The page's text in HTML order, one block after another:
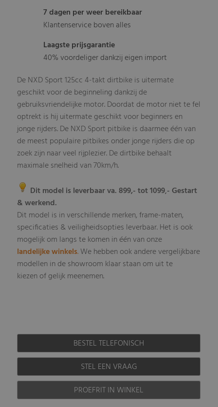
7 dagen per weer bereikbaar
Klantenservice boven alles
Laagste prijsgarantie
40% voordeliger dankzij eigen import
De NXD Sport 125cc 4-takt dirtbike is uitermate
geschikt voor de beginneling dankzij de
gebruiksvriendelijke motor. Doordat de motor niet te fel
optrekt is hij uitermate geschikt voor beginners en
jonge rijders. De NXD Sport pitbike is daarmee één van
de meest populaire pitbikes onder jonge rijders die op
zoek zijn naar veel rijplezier. De dirtbike behaalt
maximale snelheid van 70km/h.
Dit model is leverbaar va. 899,- tot 1099,- Gestart
& werkend.
Dit model is in verschillende merken, frame-maten,
specificaties & veiligheidsopties leverbaar. Het is ook
mogelijk om langs te komen in één van onze
landelijke winkels.We hebben ook andere vergelijkbare
modellen in de showroom klaar staan om uit te
kiezen of gelijk meenemen.
BESTEL TELEFONISCH
STEL EEN VRAAG
PROEFRIT IN WINKEL